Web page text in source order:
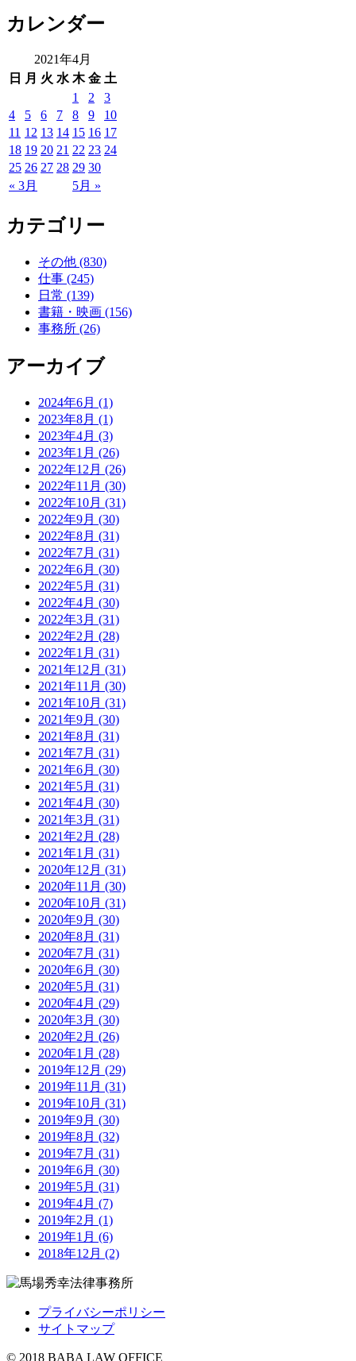
カレンダー
2021年4月
日 月 火 水 木 金 土
« 3月 5月 »
1 2
3
4
5 6 7 8 9
10
11 12 13 14 15 16 17
18 19 20 21 22 23 24
25 26 27 28 29 30
カテゴリー
その他 (830)
仕事 (245)
日常 (139)
書籍・映画 (156)
事務所 (26)
アーカイブ
2024年6月 (1)
2023年8月 (1)
2023年4月 (3)
2023年1月 (26)
2022年12月 (26)
2022年11月 (30)
2022年10月 (31)
2022年9月 (30)
2022年8月 (31)
2022年7月 (31)
2022年6月 (30)
2022年5月 (31)
2022年4月 (30)
2022年3月 (31)
2022年2月 (28)
2022年1月 (31)
2021年12月 (31)
2021年11月 (30)
2021年10月 (31)
2021年9月 (30)
2021年8月 (31)
2021年7月 (31)
2021年6月 (30)
2021年5月 (31)
2021年4月 (30)
2021年3月 (31)
2021年2月 (28)
2021年1月 (31)
2020年12月 (31)
2020年11月 (30)
2020年10月 (31)
2020年9月 (30)
2020年8月 (31)
2020年7月 (31)
2020年6月 (30)
2020年5月 (31)
2020年4月 (29)
2020年3月 (30)
2020年2月 (26)
2020年1月 (28)
2019年12月 (29)
2019年11月 (31)
2019年10月 (31)
2019年9月 (30)
2019年8月 (32)
2019年7月 (31)
2019年6月 (30)
2019年5月 (31)
2019年4月 (7)
2019年2月 (1)
2019年1月 (6)
2018年12月 (2)
プライバシーポリシー
サイトマップ
© 2018 BABA LAW OFFICE